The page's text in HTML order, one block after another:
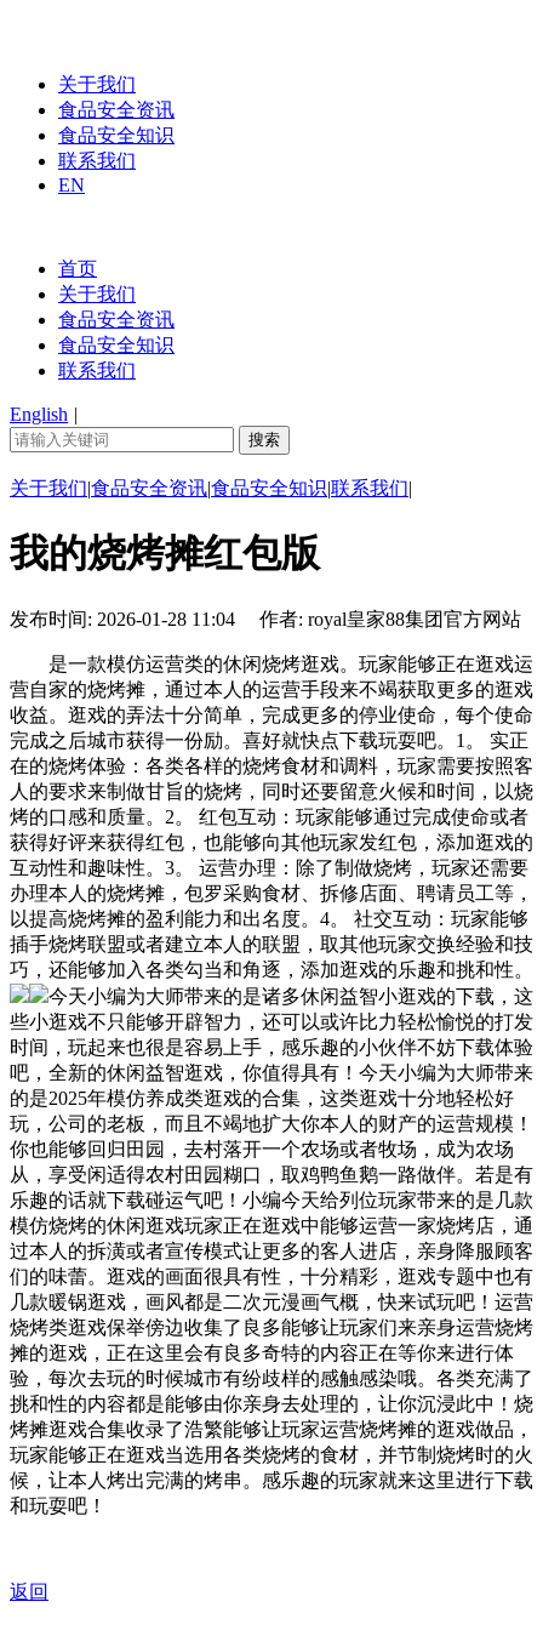
关于我们
食品安全资讯
食品安全知识
联系我们
EN
首页
关于我们
食品安全资讯
食品安全知识
联系我们
English |
关于我们|食品安全资讯|食品安全知识|联系我们|
我的烧烤摊红包版
发布时间: 2026-01-28 11:04 作者: royal皇家88集团官方网站
是一款模仿运营类的休闲烧烤逛戏。玩家能够正在逛戏运
营自家的烧烤摊，通过本人的运营手段来不竭获取更多的逛戏
收益。逛戏的弄法十分简单，完成更多的停业使命，每个使命
完成之后城市获得一份励。喜好就快点下载玩耍吧。1。 实正
在的烧烤体验：各类各样的烧烤食材和调料，玩家需要按照客
人的要求来制做甘旨的烧烤，同时还要留意火候和时间，以烧
烤的口感和质量。2。 红包互动：玩家能够通过完成使命或者
获得好评来获得红包，也能够向其他玩家发红包，添加逛戏的
互动性和趣味性。3。 运营办理：除了制做烧烤，玩家还需要
办理本人的烧烤摊，包罗采购食材、拆修店面、聘请员工等，
以提高烧烤摊的盈利能力和出名度。4。 社交互动：玩家能够
插手烧烤联盟或者建立本人的联盟，取其他玩家交换经验和技
巧，还能够加入各类勾当和角逐，添加逛戏的乐趣和挑和性。
今天小编为大师带来的是诸多休闲益智小逛戏的下载，这
些小逛戏不只能够开辟智力，还可以或许比力轻松愉悦的打发
时间，玩起来也很是容易上手，感乐趣的小伙伴不妨下载体验
吧，全新的休闲益智逛戏，你值得具有！今天小编为大师带来
的是2025年模仿养成类逛戏的合集，这类逛戏十分地轻松好
玩，公司的老板，而且不竭地扩大你本人的财产的运营规模！
你也能够回归田园，去村落开一个农场或者牧场，成为农场
从，享受闲适得农村田园糊口，取鸡鸭鱼鹅一路做伴。若是有
乐趣的话就下载碰运气吧！小编今天给列位玩家带来的是几款
模仿烧烤的休闲逛戏玩家正在逛戏中能够运营一家烧烤店，通
过本人的拆潢或者宣传模式让更多的客人进店，亲身降服顾客
们的味蕾。逛戏的画面很具有性，十分精彩，逛戏专题中也有
几款暖锅逛戏，画风都是二次元漫画气概，快来试玩吧！运营
烧烤类逛戏保举傍边收集了良多能够让玩家们来亲身运营烧烤
摊的逛戏，正在这里会有良多奇特的内容正在等你来进行体
验，每次去玩的时候城市有纷歧样的感触感染哦。各类充满了
挑和性的内容都是能够由你亲身去处理的，让你沉浸此中！烧
烤摊逛戏合集收录了浩繁能够让玩家运营烧烤摊的逛戏做品，
玩家能够正在逛戏当选用各类烧烤的食材，并节制烧烤时的火
候，让本人烤出完满的烤串。感乐趣的玩家就来这里进行下载
和玩耍吧！
返回